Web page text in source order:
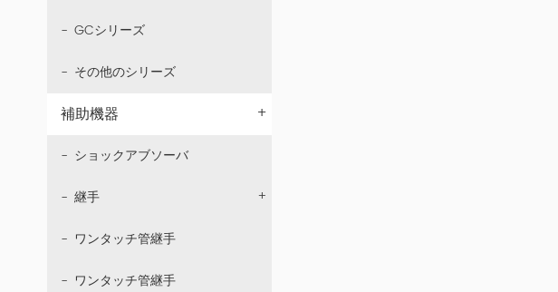
GCシリーズ
その他のシリーズ
補助機器 +
ショックアブソーバ
継手
+
ワンタッチ管継手
ワンタッチ管継手